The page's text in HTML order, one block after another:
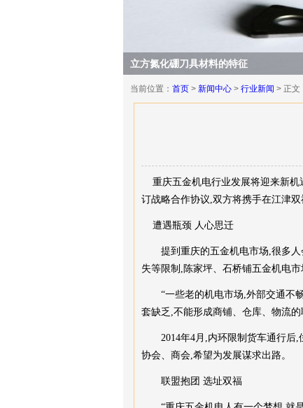
立方氮化硼刀具材料的特征
当前位置： 首页> 新闻中心> 行业新闻 > 正文
重庆五金机电行业发展将迎来新机
订战略合作协议,双方将携手在江津
遭遇瓶颈 人心思迁
提到重庆的五金机电市场,很多人
失等限制,陈家坪、石桥铺五金机电市
“一些老的机电市场,外部交通不畅
套缺乏,不能形成商铺、仓库、物流的
2014年4月,内环限制货车通行后,
协会、商会,希望为发展谋求出路。
联盟抱团 选址双福